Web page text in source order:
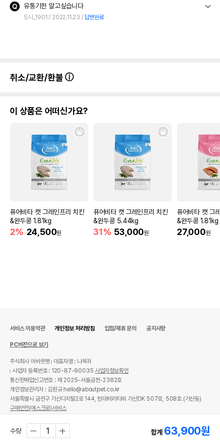
유통기한 알고싶습니다
도니_1901 2022.11.23 답변완료
취소/교환/환불
이 상품은 어떠신가요?
퓨어비타 캣 그레인프리 치킨
&완두콩 1.81kg
2% 24,500원
퓨어비타 캣 그레인프리 치킨
&완두콩 5.44kg
31% 53,000원
퓨어비타 캣 그
&완두콩 1.81kg
27,000원
수량 합계 63,900원
서비스 이용약관 개인정보 처리방침 입점/제휴 문의 공지사항
PC버전으로 보기
주식회사 어바웃펫
대표자명 : 나옥귀
사업자 등록번호 : 120-87-90035사업자정보확인
통신판매업신고번호 : 제 2025-서울금천-2382호
개인정보관리자 : 김원규 hello@aboutpet.co.kr
서울특별시 금천구 가산디지털2로 144, 현대테라타워 가산DK 507호, 508호 (가산동)
구매안전(에스크로)서비스